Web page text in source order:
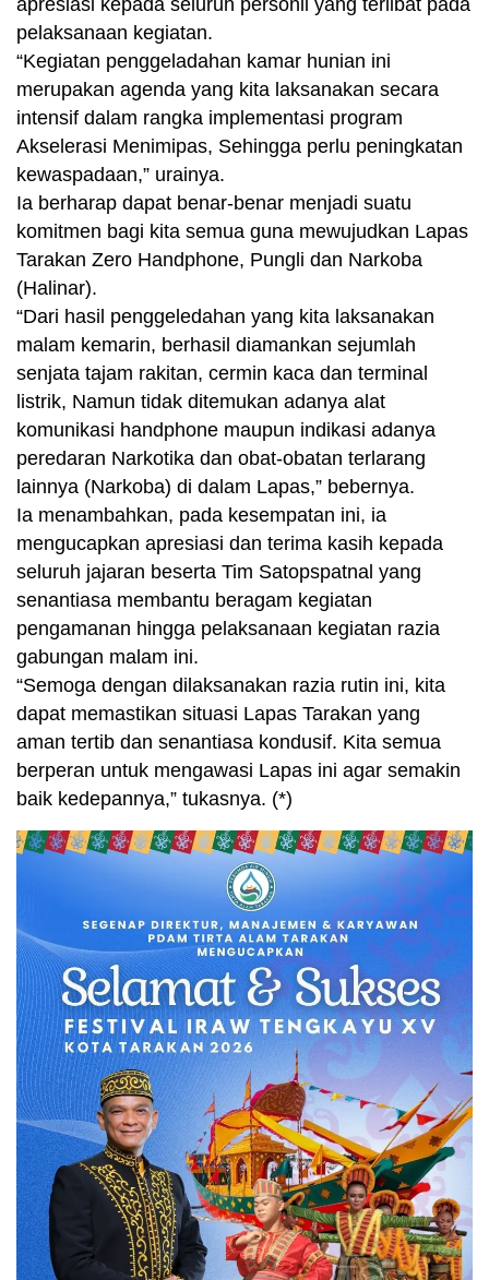
pelaksanaan kegiatan.
“Kegiatan penggeladahan kamar hunian ini
merupakan agenda yang kita laksanakan secara
intensif dalam rangka implementasi program
Akselerasi Menimipas, Sehingga perlu peningkatan
kewaspadaan,” urainya.
Ia berharap dapat benar-benar menjadi suatu
komitmen bagi kita semua guna mewujudkan Lapas
Tarakan Zero Handphone, Pungli dan Narkoba
(Halinar).
“Dari hasil penggeledahan yang kita laksanakan
malam kemarin, berhasil diamankan sejumlah
senjata tajam rakitan, cermin kaca dan terminal
listrik, Namun tidak ditemukan adanya alat
komunikasi handphone maupun indikasi adanya
peredaran Narkotika dan obat-obatan terlarang
lainnya (Narkoba) di dalam Lapas,” bebernya.
Ia menambahkan, pada kesempatan ini, ia
mengucapkan apresiasi dan terima kasih kepada
seluruh jajaran beserta Tim Satopspatnal yang
senantiasa membantu beragam kegiatan
pengamanan hingga pelaksanaan kegiatan razia
gabungan malam ini.
“Semoga dengan dilaksanakan razia rutin ini, kita
dapat memastikan situasi Lapas Tarakan yang
aman tertib dan senantiasa kondusif. Kita semua
berperan untuk mengawasi Lapas ini agar semakin
baik kedepannya,” tukasnya. (*)